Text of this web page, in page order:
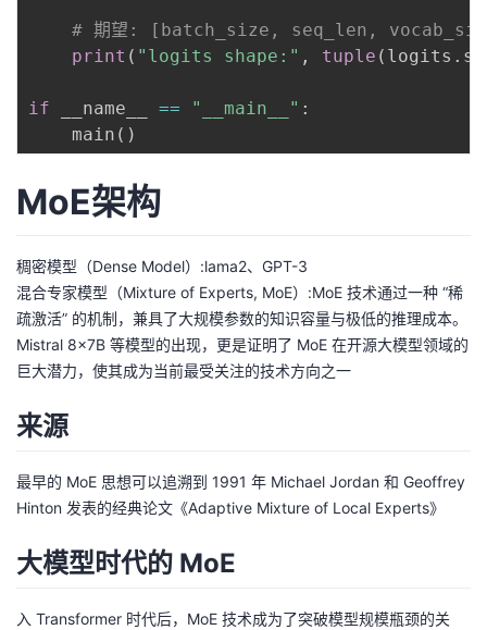
# 期望: [batch_size, seq_len,
print ( "logits shape:" , tuple ( logits .
if __name__ == "__main__" :
    main
( )
MoE架构
稠密模型（Dense Model）:lama2、GPT-3
混合专家模型（Mixture of Experts, MoE）:MoE 技术通过一种 “稀
疏激活” 的机制，兼具了大规模参数的知识容量与极低的推理成本。
Mistral 8x7B 等模型的出现，更是证明了 MoE 在开源大模型领域的
巨大潜力，使其成为当前最受关注的技术方向之一
来源
最早的 MoE 思想可以追溯到 1991 年 Michael Jordan 和 Geoffrey
Hinton 发表的经典论文《Adaptive Mixture of Local Experts》
大模型时代的 MoE
入 Transformer 时代后，MoE 技术成为了突破模型规模瓶颈的关